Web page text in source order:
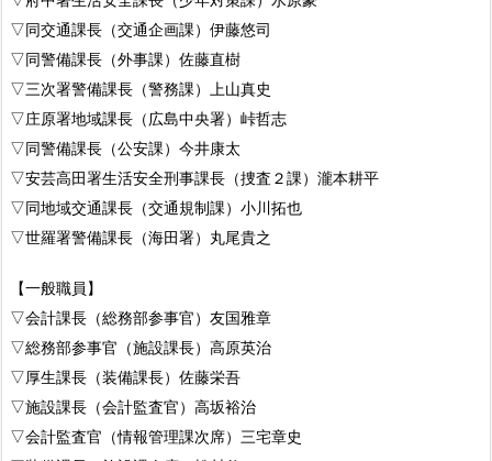
▽同交通課長（交通企画課）伊藤悠司
▽同警備課長（外事課）佐藤直樹
▽三次署警備課長（警務課）上山真史
▽庄原署地域課長（広島中央署）峠哲志
▽同警備課長（公安課）今井康太
▽安芸高田署生活安全刑事課長（捜査２課）瀧本耕平
▽同地域交通課長（交通規制課）小川拓也
▽世羅署警備課長（海田署）丸尾貴之
【一般職員】
▽会計課長（総務部参事官）友国雅章
▽総務部参事官（施設課長）高原英治
▽厚生課長（装備課長）佐藤栄吾
▽施設課長（会計監査官）高坂裕治
▽会計監査官（情報管理課次席）三宅章史